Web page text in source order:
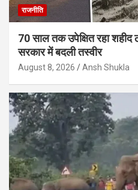
राजनीति
70 साल तक उपेक्षित रहा शहीद
सरकार में बदली तस्वीर
August 8, 2026 Ansh Shukla